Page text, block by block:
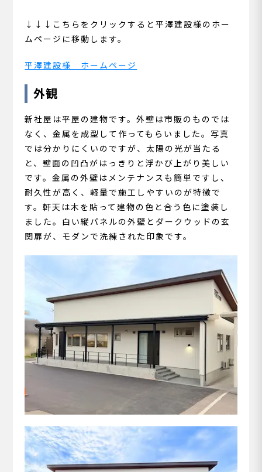
↓↓↓こちらをクリックすると平澤建設様のホー
ムページに移動します。
平澤建設様 ホームページ
外観
新社屋は平屋の建物です。外壁は市販のものでは
なく、金属を成型して作ってもらいました。写真
では分かりにくいのですが、太陽の光が当たる
と、壁面の凹凸がはっきりと浮かび上がり美しい
です。金属の外壁はメンテナンスも簡単ですし、
耐久性が高く、軽量で施工しやすいのが特徴で
す。軒天は木を貼って建物の色と合う色に塗装し
ました。白い縦パネルの外壁とダークウッドの玄
関扉が、モダンで洗練された印象です。